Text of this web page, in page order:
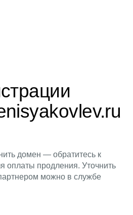
домен — обратитесь к
оплаты продления. Уточнить
можно в службе